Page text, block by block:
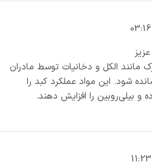
الکل و دخانیات توسط مادران
شود. این مواد عملکرد کبد را
و بیلی‌روبین را افزایش دهند.